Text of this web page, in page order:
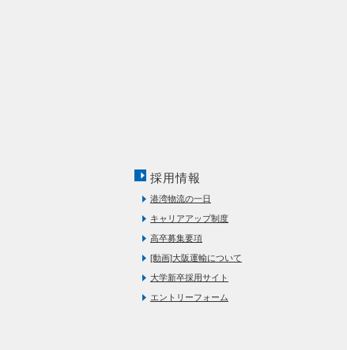
採用情報
港湾物流の一日
キャリアアップ制度
高卒募集要項
[動画]大阪運輸について
大学新卒採用サイト
エントリーフォーム